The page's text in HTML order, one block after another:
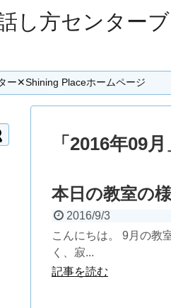
し方センター
ー✕Shining Placeホームページ
「 2016年09月
本日の教室の
2016/9/3
こんにちは。 9月の教
く、寂...
記事を読む